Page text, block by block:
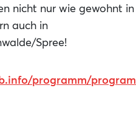
nicht nur wie gewohnt in
auch in
Spree!
programm/